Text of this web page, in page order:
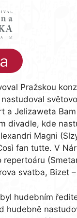
Pražskou
a Jelizaweta
divadle, kde
Magni
fan tutte. V
repertoáru
svatba, Bizet
hudebním
hudebně